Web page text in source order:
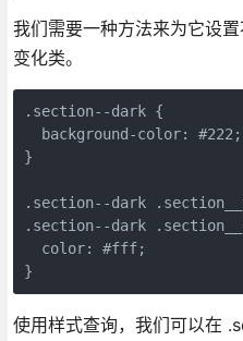
我们需要一种方法来为它设
变化类。
.section--dark {
  background-color: #222;
}
.section--dark
.section--dark
  color: #fff;
}
使用样式查询，我们可以在